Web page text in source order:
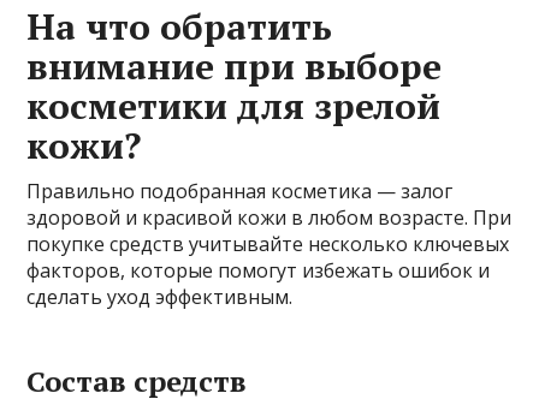
На что обратить
внимание при выборе
косметики для зрелой
кожи?
Правильно подобранная косметика — залог
здоровой и красивой кожи в любом возрасте. При
покупке средств учитывайте несколько ключевых
факторов, которые помогут избежать ошибок и
сделать уход эффективным.
Состав средств